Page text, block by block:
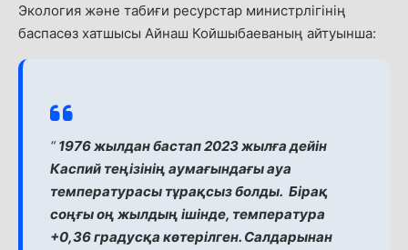
Экология және табиғи ресурстар министрлігінің
баспасөз хатшысы Айнаш Койшыбаеваның айтуынша:
“1976 жылдан бастап 2023 жылға дейін
Каспий теңізінің аумағындағы ауа
температурасы тұрақсыз болды. Бірақ
соңғы оң жылдың ішінде, температура
+0,36 градусқа көтерілген. Салдарынан